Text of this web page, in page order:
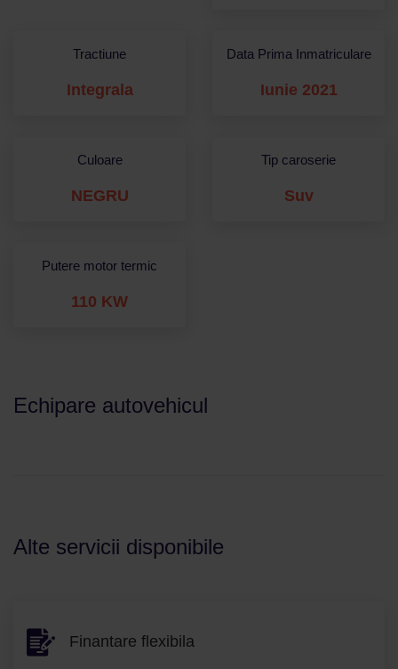
Tractiune
Integrala
Data Prima Inmatriculare
Iunie 2021
Culoare
NEGRU
Tip caroserie
Suv
Putere motor termic
110 KW
Echipare autovehicul
Alte servicii disponibile
Finantare flexibila